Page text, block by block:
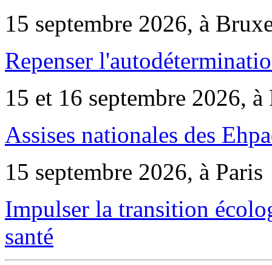
15 septembre 2026, à
Repenser
15 et 16 septembre 2026, à
Assises nationales des
15 septembre 2026, à Paris
Impulser la transition
santé